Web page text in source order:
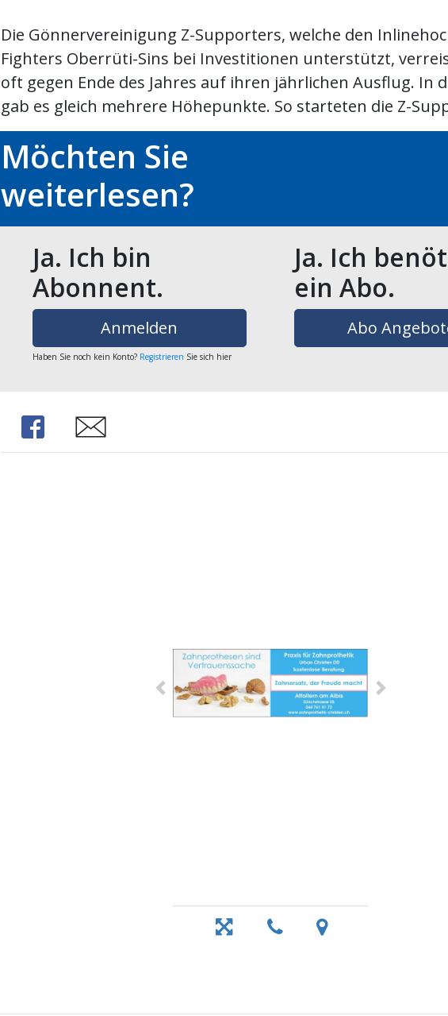
Die Gönnervereinigung Z-Supporters, welche den
Fighters Oberrüti-Sins bei Investitionen unterstützt,
oft gegen Ende des Jahres auf ihren jährlichen Ausflug. In
gab es gleich mehrere Höhepunkte. So starteten die Z-
Möchten Sie
weiterlesen?
Ja. Ich bin
Abonnent.
Anmelden
Haben Sie noch kein Konto?Registrieren Sie sich hier
Ja. Ich
ein Abo.
Abo
Share Share